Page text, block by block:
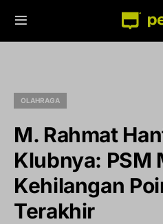
OLAHRAGA
M. Rahmat
Klubnya: PSM
Kehilangan
Terakhir